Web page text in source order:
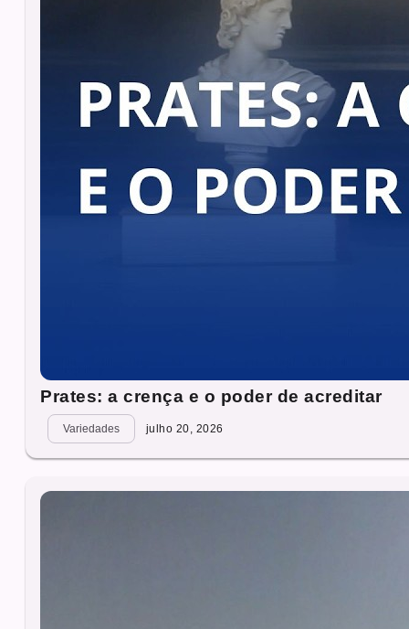
Prates: a crença e o poder de acreditar
Variedades julho 20, 2026